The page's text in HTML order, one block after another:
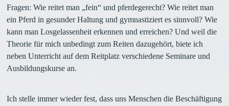
Fragen: Wie reitet man „fein“ und pferdegerecht? Wie reitet man
ein Pferd in gesunder Haltung und gymnastiziert es sinnvoll? Wie
kann man Losgelassenheit erkennen und erreichen? Und weil die
Theorie für mich unbedingt zum Reiten dazugehört, biete ich
neben Unterricht auf dem Reitplatz verschiedene Seminare und
Ausbildungskurse an.
Ich stelle immer wieder fest, dass uns Menschen die Beschäftigung